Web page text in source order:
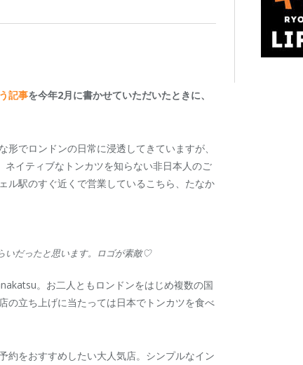
記事を今年2月に書かせていただいたときに、
でロンドンの日常に浸透してきていますが、
イティブなトンカツを知らない非日本人のご
ル駅のすぐ近くで営業しているこちら、たなか
いだったと思います。ロゴが素敵♡
。お二人ともロンドンをはじめ複数の国
の立ち上げに当たっては日本でトンカツを食べ
約をおすすめしたい大人気店。シンプルなイン